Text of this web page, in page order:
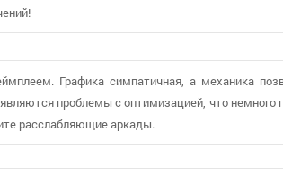
Графика симпатичная, а механика
проблемы с оптимизацией, что немного
расслабляющие аркады.